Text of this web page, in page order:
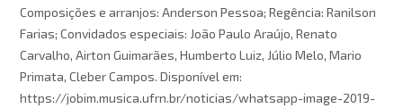
Composições e arranjos: Anderson Pessoa; Regência: Ranilson
Farias; Convidados especiais: João Paulo Araújo, Renato
Carvalho, Airton Guimarães, Humberto Luiz, Júlio Melo, Mario
Primata, Cleber Campos. Disponível em:
https://jobim.musica.ufrn.br/noticias/whatsapp-image-2019-